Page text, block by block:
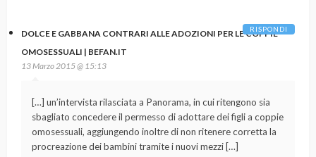
DOLCE E GABBANA CONTRARI ALLE ADOZIONI PER LE COPPIE
OMOSESSUALI | BEFAN.IT
13 Marzo 2015 @ 15:13
[…] un’intervista rilasciata a Panorama, in cui ritengono sia
sbagliato concedere il permesso di adottare dei figli a coppie
omosessuali, aggiungendo inoltre di non ritenere corretta la
procreazione dei bambini tramite i nuovi mezzi […]
RISPONDI